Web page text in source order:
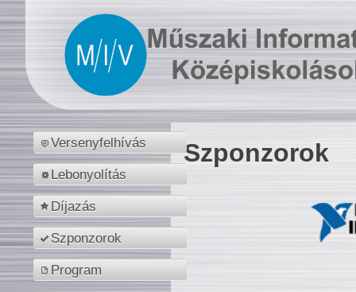
Versenyfelhívás
Lebonyolítás
Díjazás
Szponzorok
Program
Szponzorok